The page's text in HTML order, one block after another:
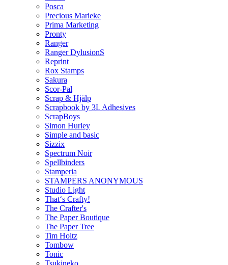
Posca
Precious Marieke
Prima Marketing
Pronty
Ranger
Ranger DylusionS
Reprint
Rox Stamps
Sakura
Scor-Pal
Scrap & Hjälp
Scrapbook by 3L Adhesives
ScrapBoys
Simon Hurley
Simple and basic
Sizzix
Spectrum Noir
Spellbinders
Stamperia
STAMPERS ANONYMOUS
Studio Light
That‘s Crafty!
The Crafter's
The Paper Boutique
The Paper Tree
Tim Holtz
Tombow
Tonic
Tsukineko